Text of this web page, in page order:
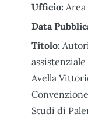
Ufficio:
Data
Titolo:
Avella
Studi di